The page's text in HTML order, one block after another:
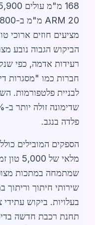
הביקוש הגבוה נובע
חברות כמו "מסגרות
לבניית פלטפורמות.
פלדה בנגב.
הספקים המובילים
מלאי
שמתמחה במתכות
בעלויות. ביקוש